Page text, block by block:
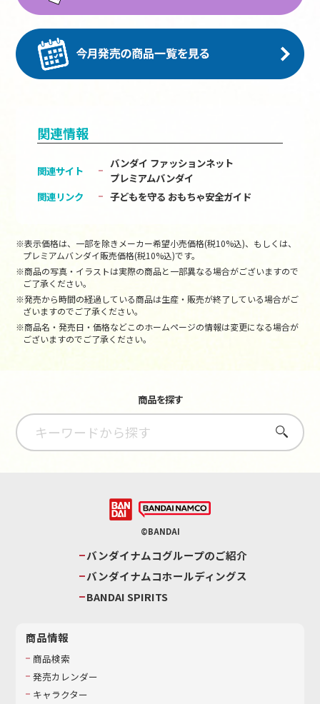
関連情報
関連サイト
バンダイ ファッションネット
プレミアムバンダイ
関連リンク
子どもを守る おもちゃ安全ガイド
※表示価格は、一部を除きメーカー希望小売価格(税10%込)、もしくは、
プレミアムバンダイ販売価格(税10%込)です。
※商品の写真・イラストは実際の商品と一部異なる場合がございますので
ご了承ください。
※発売から時間の経過している商品は生産・販売が終了している場合がご
ざいますのでご了承ください。
※商品名・発売日・価格などこのホームページの情報は変更になる場合が
ございますのでご了承ください。
商品を探す
さがす
©BANDAI
バンダイナムコグループのご紹介
バンダイナムコホールディングス
BANDAI SPIRITS
商品情報
商品検索
発売カレンダー
キャラクター